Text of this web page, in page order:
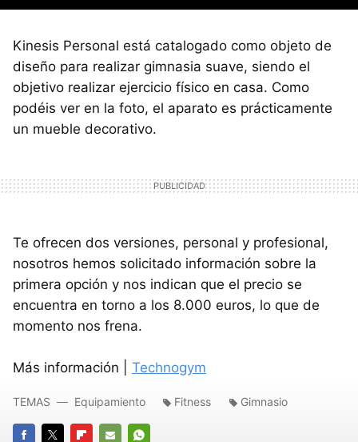
Kinesis Personal está catalogado como objeto de
diseño para realizar gimnasia suave, siendo el
objetivo realizar ejercicio físico en casa. Como
podéis ver en la foto, el aparato es prácticamente
un mueble decorativo.
Te ofrecen dos versiones, personal y profesional,
nosotros hemos solicitado información sobre la
primera opción y nos indican que el precio se
encuentra en torno a los 8.000 euros, lo que de
momento nos frena.
Más información | Technogym
TEMAS Equipamiento Fitness Gimnasio